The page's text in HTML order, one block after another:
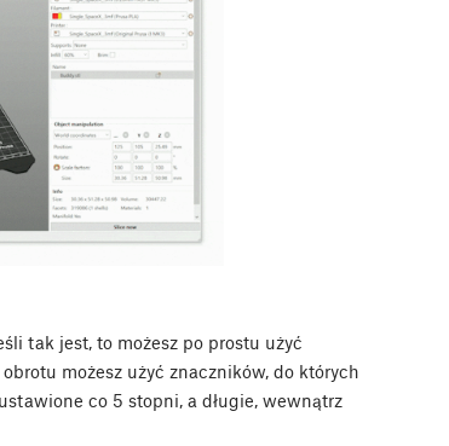
tak jest, to możesz po prostu użyć
możesz użyć znaczników, do których
co 5 stopni, a długie, wewnątrz